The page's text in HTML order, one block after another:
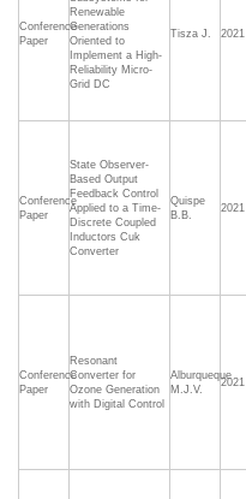
Conference
Paper
Renewable
Generations
Oriented to
Implement a High-
Reliability Micro-
Grid DC
Tisza J. 2021
Conference
Paper
State Observer-
Based Output
Feedback Control
Applied to a Time-
Discrete Coupled
Inductors Cuk
Converter
Quispe
B.B.
2021
Conference
Paper
Resonant
Converter for
Ozone Generation
with Digital Control
Alburqueque
M.J.V.
2021